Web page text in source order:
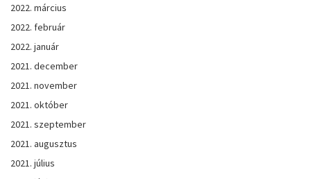
2022. március
2022. február
2022. január
2021. december
2021. november
2021. október
2021. szeptember
2021. augusztus
2021. július